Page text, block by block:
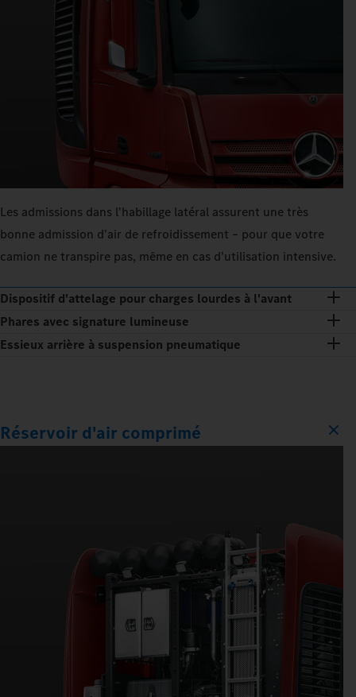
Les admissions dans l'habillage latéral assurent une très
bonne admission d'air de refroidissement – pour que votre
camion ne transpire pas, même en cas d'utilisation intensive.
Dispositif d'attelage pour charges lourdes à l'avant
Phares avec signature lumineuse
Essieux arrière à suspension pneumatique
Réservoir d'air comprimé